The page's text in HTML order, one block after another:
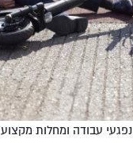
נפגעי עבודה ומחלות מקצוע